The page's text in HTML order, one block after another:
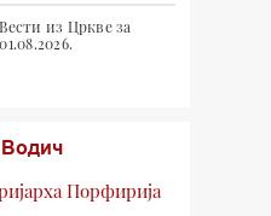
Вести из Цркве за
01.08.2026.
Порфирија